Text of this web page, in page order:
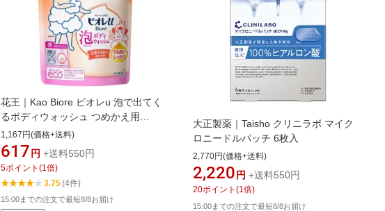
花王｜Kao Biore ビオレu 泡で出てく
るボディウォッシュ つめかえ用
480mL うるおい フローラルフルーテ
ィの香り【rb_pcp】
1,167円(価格+送料)
617 円 +送料550円
5ポイント (1 倍)
3.75(4件)
15:00までの注文で最短8/8お届け
大正製薬｜Taisho クリニラボ マイク
ロニードルパッチ 6枚入
2,770円(価格+送料)
2,220 円 +送料550円
20ポイント (1 倍)
15:00までの注文で最短8/8お届け